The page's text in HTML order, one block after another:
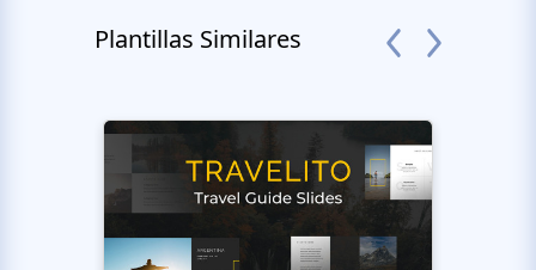
Plantillas Similares